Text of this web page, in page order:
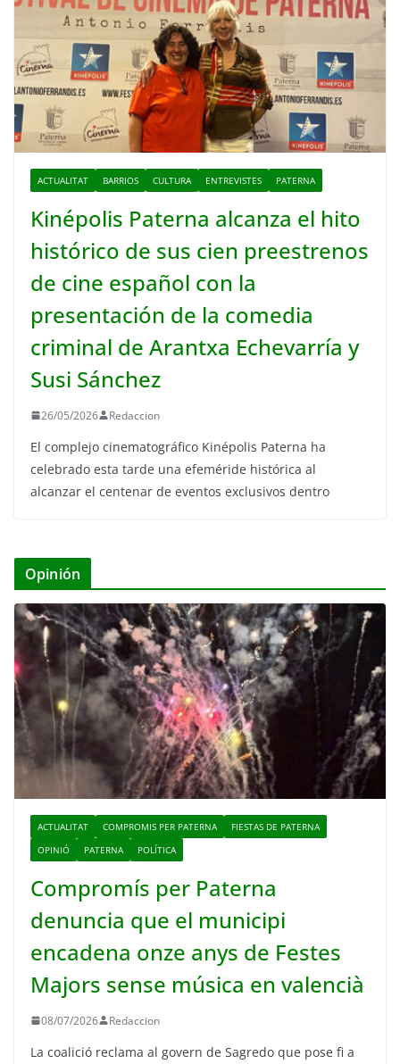
ACTUALITAT BARRIOS CULTURA ENTREVISTES PATERNA
Kinépolis Paterna alcanza el hito
histórico de sus cien preestrenos
de cine español con la
presentación de la comedia
criminal de Arantxa Echevarría y
Susi Sánchez
26/05/2026 Redaccion
El complejo cinematográfico Kinépolis Paterna ha
celebrado esta tarde una efeméride histórica al
alcanzar el centenar de eventos exclusivos dentro
Opinión
ACTUALITAT COMPROMIS PER PATERNA
FIESTAS DE PATERNA
OPINIÓ
PATERNA POLÍTICA
Compromís per Paterna
denuncia que el municipi
encadena onze anys de Festes
Majors sense música en valencià
08/07/2026 Redaccion
La coalició reclama al govern de Sagredo que pose fi a